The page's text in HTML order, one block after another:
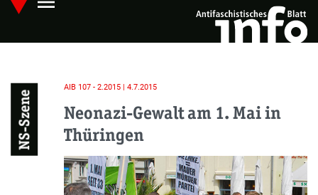
Skip
main
Hauptmenü öffnen
NS-Szene
AIB 107 - 2.2015 | 4.7.2015
Neonazi-Gewalt am 1. Mai in
Thüringen